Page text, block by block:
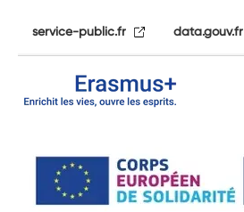
service-public.fr data.gouv.fr